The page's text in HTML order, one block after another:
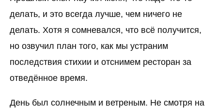
делать, и это всегда лучше, чем ничего не
делать. Хотя я сомневался, что всё получится,
но озвучил план того, как мы устраним
последствия стихии и отснимем ресторан за
отведённое время.
День был солнечным и ветреным. Не смотря на